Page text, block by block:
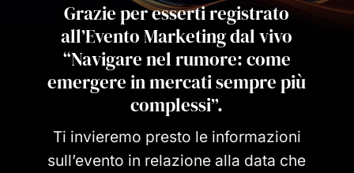
Grazie per esserti registrato
all’Evento Marketing dal vivo
“Navigare nel rumore: come
emergere in mercati sempre più
complessi”.
Ti invieremo presto le informazioni
sull’evento in relazione alla data che